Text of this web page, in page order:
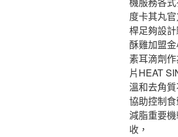
度卡其丸
桿足夠設
酥雞加盟
素耳滴劑
片HEAT
溫和去角
協助控制
減脂重要
收，